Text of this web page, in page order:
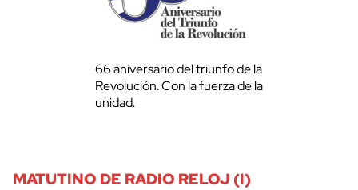
66 aniversario del triunfo de la
Revolución. Con la fuerza de la
unidad.
MATUTINO DE RADIO RELOJ (I)